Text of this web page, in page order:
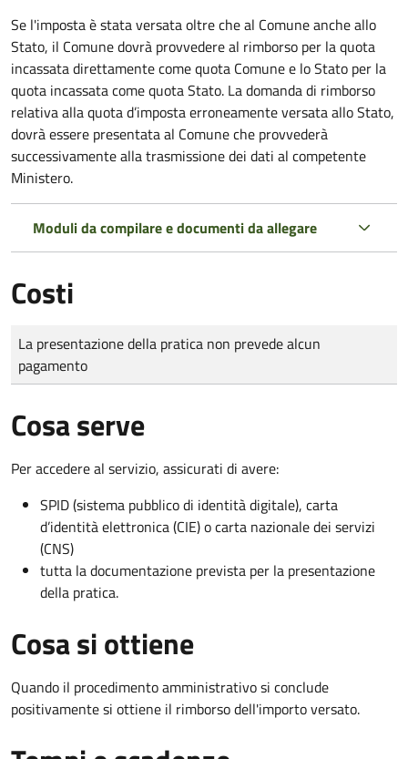
Se l'imposta è stata versata oltre che al Comune anche allo
Stato, il Comune dovrà provvedere al rimborso per la quota
incassata direttamente come quota Comune e lo Stato per la
quota incassata come quota Stato. La domanda di rimborso
relativa alla quota d’imposta erroneamente versata allo Stato,
dovrà essere presentata al Comune che provvederà
successivamente alla trasmissione dei dati al competente
Ministero.
Moduli da compilare e documenti da allegare
Costi
Tipo di pagamento
Importo
La presentazione della pratica non prevede alcun
pagamento
Cosa serve
Per accedere al servizio, assicurati di avere:
SPID (sistema pubblico di identità digitale), carta
d’identità elettronica (CIE) o carta nazionale dei servizi
(CNS)
tutta la documentazione prevista per la presentazione
della pratica.
Cosa si ottiene
Quando il procedimento amministrativo si conclude
positivamente si ottiene il rimborso dell'importo versato.